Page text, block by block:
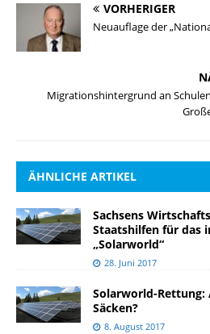
VORHERIGER
Neuauflage der
Migrationshintergrund an
ÄHNLICHE ARTIKEL
Sachsens
Staatshilfen für das
„Solarworld“
28. Juni 2017
Solarworld-
Säcken?
8. August 2017